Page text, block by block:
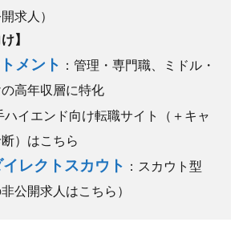
求人）
】
メント
：管理・専門職、ミドル・
高年収層に特化
ハイエンド向け転職サイト（＋キャ
）はこちら
レクトスカウト
：スカウト型
公開求人はこちら）